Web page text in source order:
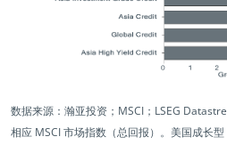
数据来源：瀚亚投资；MSCI；LSEG
相应 MSCI 市场指数（总回报）。美国成长